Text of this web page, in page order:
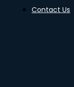
Contact Us